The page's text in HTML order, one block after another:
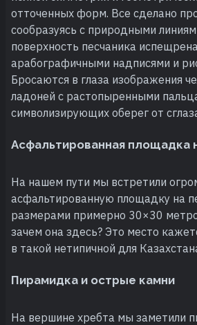
отточенных форм. Все сделано
сообразуясь с природными
поверхность песчаника испещрена
арабографичными надписями и
Бросаются в глаза изображения
ладоней с растопыренными
символизирующих оберег от
Асфальтированная площадка
На нашем пути мы встретили
асфальтированную площадку на
размерами примерно 30×30
зачем она здесь? Это место
в такой нетипичной для
Пирамидка и острые камни
На вершине хребта мы заметили